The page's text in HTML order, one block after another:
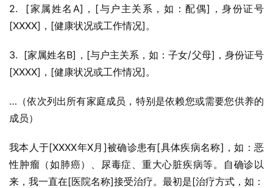
2.  [家属姓名A]，[与户主关系，如：配偶]，身份证号
[XXXX]，[健康状况或工作情况]。
3.  [家属姓名B]，[与户主关系，如：子女/父母]，身份证号
[XXXX]，[健康状况或工作情况]。
…（依次列出所有家庭成员，特别是依赖您或需要您供养的
成员）
我本人于[XXXX年X月]被确诊患有[具体疾病名称]，如：恶
性肿瘤（如肺癌）、尿毒症、重大心脏疾病等。自确诊以
来，我一直在[医院名称]接受治疗。最初是[治疗方式，如：